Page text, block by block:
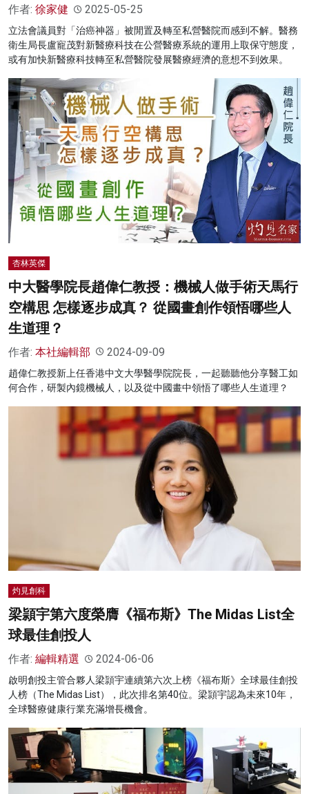
作者: 徐家健 2025-05-25
立法會議員對「治癌神器」被閒置及轉至私營醫院而感到不解。醫務
衛生局長盧寵茂對新醫療科技在公營醫療系統的運用上取保守態度，
或有加快新醫療科技轉至私營醫院發展醫療經濟的意想不到效果。
杏林英傑
中大醫學院長趙偉仁教授：機械人做手術天馬行
空構思 怎樣逐步成真？ 從國畫創作領悟哪些人
生道理？
作者: 本社編輯部 2024-09-09
趙偉仁教授新上任香港中文大學醫學院院長，一起聽聽他分享醫工如
何合作，研製內鏡機械人，以及從中國畫中領悟了哪些人生道理？
灼見創科
梁頴宇第六度榮膺《福布斯》The Midas List全
球最佳創投人
作者: 編輯精選 2024-06-06
啟明創投主管合夥人梁頴宇連續第六次上榜《福布斯》全球最佳創投
人榜（The Midas List），此次排名第40位。梁頴宇認為未來10年，
全球醫療健康行業充滿增長機會。